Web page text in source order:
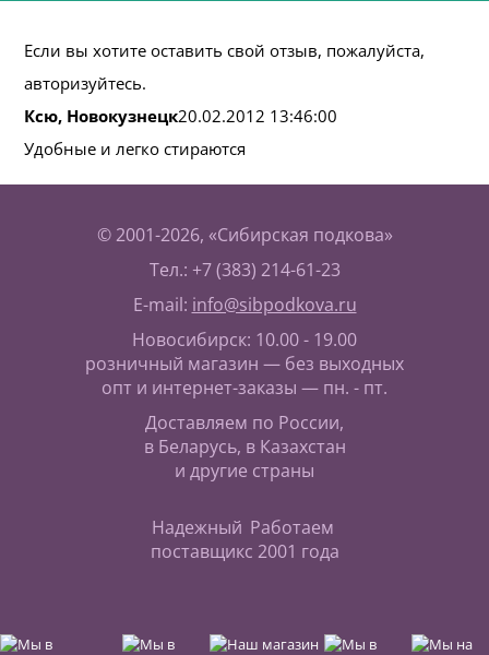
Если вы хотите оставить свой отзыв, пожалуйста,
авторизуйтесь.
Ксю, Новокузнецк20.02.2012 13:46:00
Удобные и легко стираются
© 2001-2026, «Сибирская подкова»
Тел.: +7 (383) 214-61-23
E-mail: info@sibpodkova.ru
Новосибирск: 10.00 - 19.00
розничный магазин — без выходных
опт и интернет-заказы — пн. - пт.
Доставляем по России,
в Беларусь, в Казахстан
и другие страны
Надежный
поставщик
Работаем
с 2001 года